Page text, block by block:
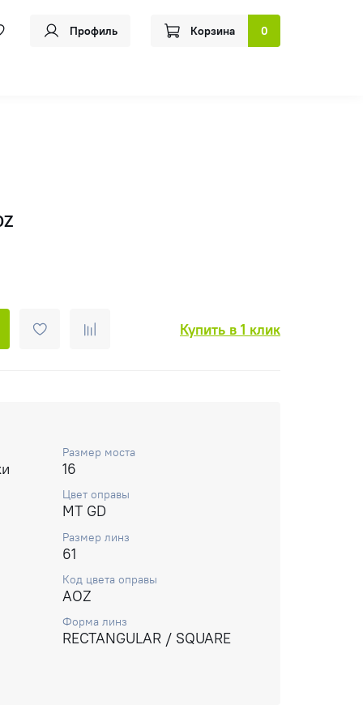
Профиль Корзина 0
Купить в 1 клик
Размер моста
16
Цвет оправы
MT GD
Размер линз
61
Код цвета оправы
AOZ
Форма линз
RECTANGULAR / SQUARE